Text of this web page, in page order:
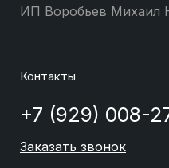
ИП Воробьев Михаил
Контакты
+7 (929) 008-
Заказать звонок